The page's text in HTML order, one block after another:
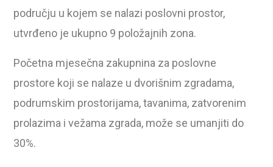
području u kojem se nalazi poslovni prostor,
utvrđeno je ukupno 9 položajnih zona.
Početna mjesečna zakupnina za poslovne
prostore koji se nalaze u dvorišnim zgradama,
podrumskim prostorijama, tavanima, zatvorenim
prolazima i vežama zgrada, može se umanjiti do
30%.